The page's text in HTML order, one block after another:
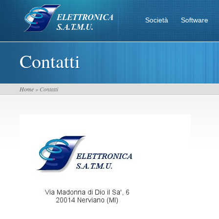
Società Software
Contatti
Home » Contatti